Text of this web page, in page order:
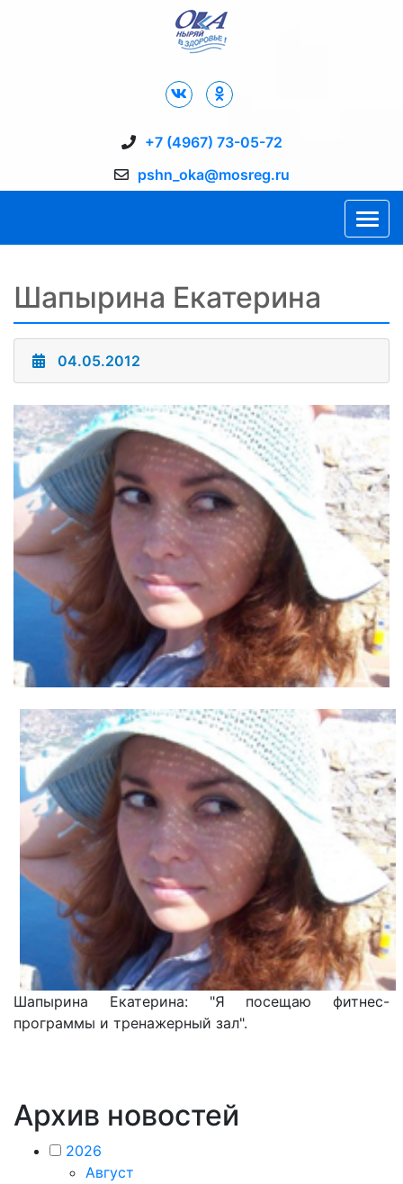
+7 (4967) 73-05-72
pshn_oka@mosreg.ru
Шапырина Екатерина
04.05.2012
Шапырина Екатерина: "Я посещаю фитнес-
программы и тренажерный зал".
Архив новостей
2026
Август